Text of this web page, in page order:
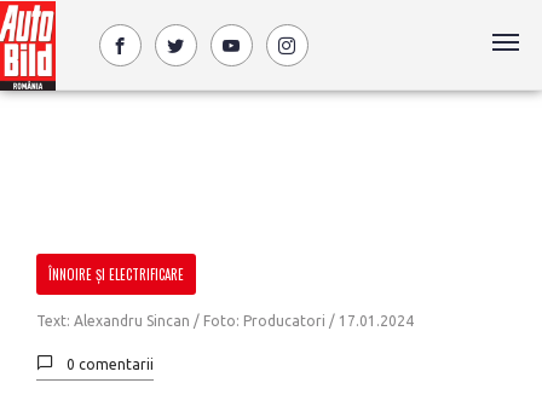
ÎNNOIRE ȘI ELECTRIFICARE
Text: Alexandru Sincan / Foto: Producatori / 17.01.2024
0 comentarii